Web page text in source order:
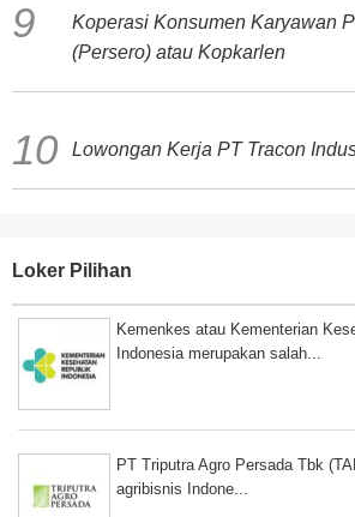
Koperasi Konsumen Karyawan
(Persero) atau Kopkarlen
Lowongan Kerja PT Tracon
Loker Pilihan
Kemenkes atau Kementerian
Indonesia merupakan salah...
PT Triputra Agro Persada Tbk
agribisnis Indone...